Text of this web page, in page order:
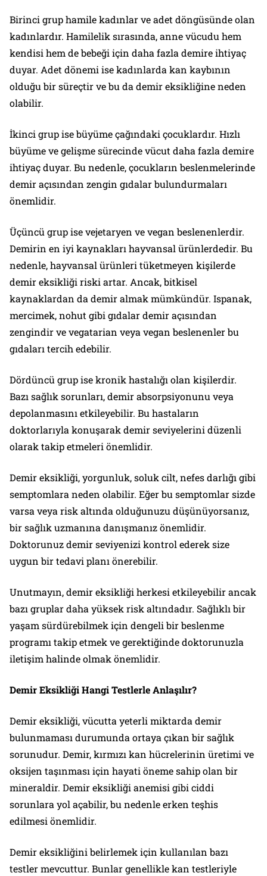
Birinci grup hamile kadınlar ve adet döngüsünde olan
kadınlardır. Hamilelik sırasında, anne vücudu hem
kendisi hem de bebeği için daha fazla demire ihtiyaç
duyar. Adet dönemi ise kadınlarda kan kaybının
olduğu bir süreçtir ve bu da demir eksikliğine neden
olabilir.
İkinci grup ise büyüme çağındaki çocuklardır. Hızlı
büyüme ve gelişme sürecinde vücut daha fazla demire
ihtiyaç duyar. Bu nedenle, çocukların beslenmelerinde
demir açısından zengin gıdalar bulundurmaları
önemlidir.
Üçüncü grup ise vejetaryen ve vegan beslenenlerdir.
Demirin en iyi kaynakları hayvansal ürünlerdedir. Bu
nedenle, hayvansal ürünleri tüketmeyen kişilerde
demir eksikliği riski artar. Ancak, bitkisel
kaynaklardan da demir almak mümkündür. Ispanak,
mercimek, nohut gibi gıdalar demir açısından
zengindir ve vegatarian veya vegan beslenenler bu
gıdaları tercih edebilir.
Dördüncü grup ise kronik hastalığı olan kişilerdir.
Bazı sağlık sorunları, demir absorpsiyonunu veya
depolanmasını etkileyebilir. Bu hastaların
doktorlarıyla konuşarak demir seviyelerini düzenli
olarak takip etmeleri önemlidir.
Demir eksikliği, yorgunluk, soluk cilt, nefes darlığı gibi
semptomlara neden olabilir. Eğer bu semptomlar sizde
varsa veya risk altında olduğunuzu düşünüyorsanız,
bir sağlık uzmanına danışmanız önemlidir.
Doktorunuz demir seviyenizi kontrol ederek size
uygun bir tedavi planı önerebilir.
Unutmayın, demir eksikliği herkesi etkileyebilir ancak
bazı gruplar daha yüksek risk altındadır. Sağlıklı bir
yaşam sürdürebilmek için dengeli bir beslenme
programı takip etmek ve gerektiğinde doktorunuzla
iletişim halinde olmak önemlidir.
Demir Eksikliği Hangi Testlerle Anlaşılır?
Demir eksikliği, vücutta yeterli miktarda demir
bulunmaması durumunda ortaya çıkan bir sağlık
sorunudur. Demir, kırmızı kan hücrelerinin üretimi ve
oksijen taşınması için hayati öneme sahip olan bir
mineraldir. Demir eksikliği anemisi gibi ciddi
sorunlara yol açabilir, bu nedenle erken teşhis
edilmesi önemlidir.
Demir eksikliğini belirlemek için kullanılan bazı
testler mevcuttur. Bunlar genellikle kan testleriyle